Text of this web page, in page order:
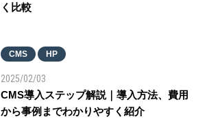
く比較
CMS HP
2025/02/03
CMS導入ステップ解説｜導入方法、費用
から事例までわかりやすく紹介